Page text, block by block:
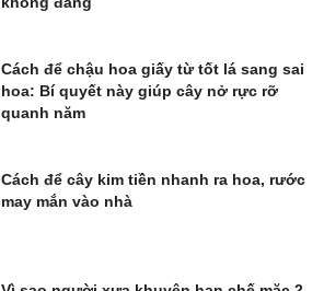
Cách để chậu hoa giấy từ tốt lá sang sai
hoa: Bí quyết này giúp cây nở rực rỡ
quanh năm
Cách để cây kim tiền nhanh ra hoa, rước
may mắn vào nhà